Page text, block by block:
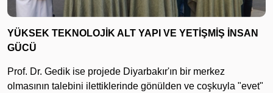
YÜKSEK TEKNOLOJİK ALT YAPI VE YETİŞMİŞ İNSAN
GÜCÜ
Prof. Dr. Gedik ise projede Diyarbakır'ın bir merkez
olmasının talebini ilettiklerinde gönülden ve coşkuyla "evet"